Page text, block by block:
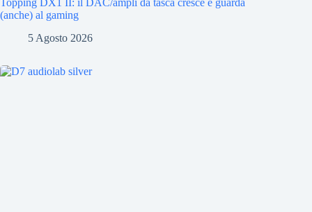
Topping DX1 II: il DAC/ampli da tasca cresce e guarda
(anche) al gaming
5 Agosto 2026